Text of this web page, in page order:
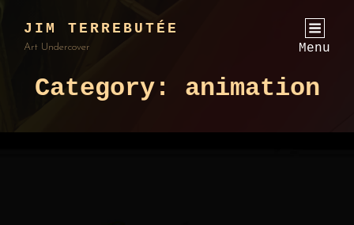
JIM TERREBUTÉE
Art Undercover Menu
Category: animation